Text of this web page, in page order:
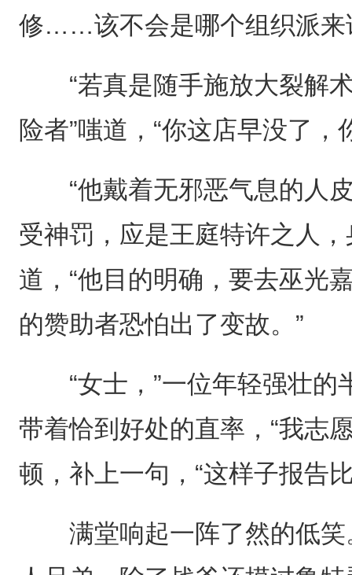
修……该不会是哪个组织派来
“若真是随手施放大裂解术
险者”嗤道，“你这店早没了
“他戴着无邪恶气息的人皮
受神罚，应是王庭特许之人
道，“他目的明确，要去巫光
的赞助者恐怕出了变故。”
“女士，”一位年轻强壮的
带着恰到好处的直率，“我志
顿，补上一句，“这样子报告
满堂响起一阵了然的低笑